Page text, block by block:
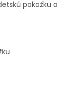
pokožku a